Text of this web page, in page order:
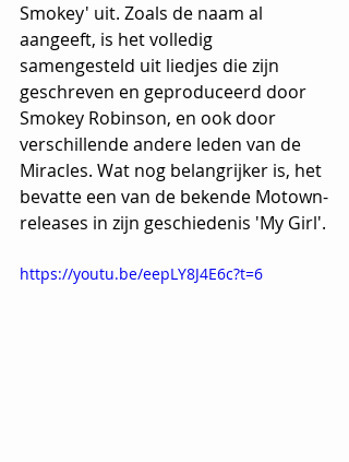
Smokey' uit. Zoals de naam al
aangeeft, is het volledig
samengesteld uit liedjes die zijn
geschreven en geproduceerd door
Smokey Robinson, en ook door
verschillende andere leden van de
Miracles. Wat nog belangrijker is, het
bevatte een van de bekende Motown-
releases in zijn geschiedenis 'My Girl'.
https://youtu.be/eepLY8J4E6c?t=6